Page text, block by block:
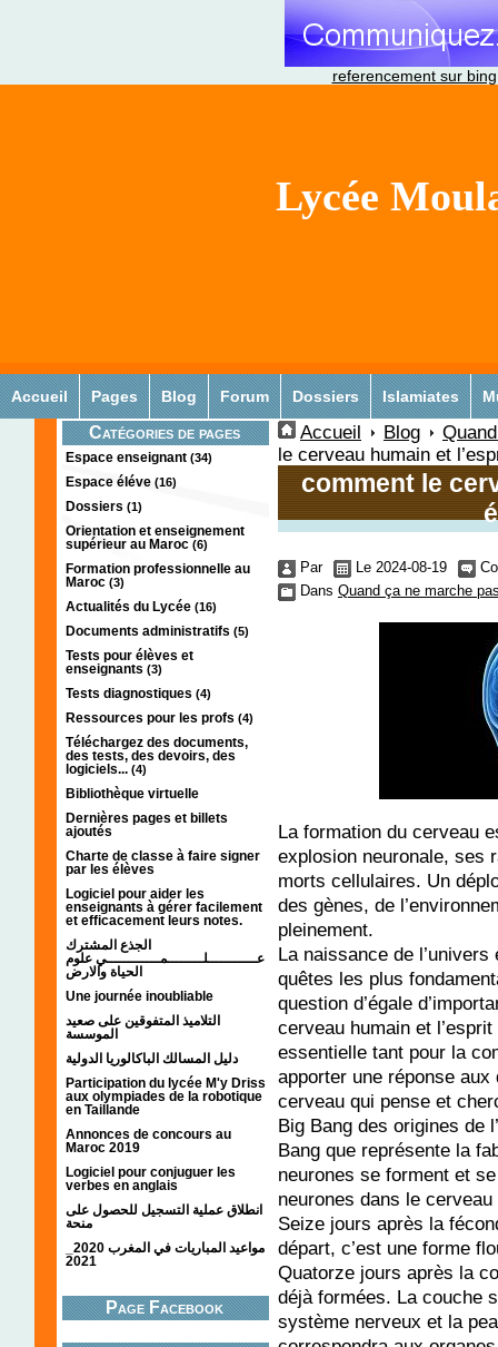
referencement sur bing
Lycée
Accueil Pages Blog Forum Dossiers Islamiates
Catégories de pages
Espace enseignant (34)
Espace éléve (16)
Dossiers (1)
Orientation et enseignement
supérieur au Maroc (6)
Formation professionnelle au
Maroc (3)
Actualités du Lycée (16)
Documents administratifs (5)
Tests pour élèves et
enseignants (3)
Tests diagnostiques (4)
Ressources pour les profs (4)
Téléchargez des documents,
des tests, des devoirs, des
logiciels... (4)
Bibliothèque virtuelle
Dernières pages et billets
ajoutés
Charte de classe à faire signer
par les élèves
Logiciel pour aider les
enseignants à gérer facilement
et efficacement leurs notes.
الجذع المشترك
عـــــــــــلــــــــمــــــــــــي علوم
الحياة والارض
Une journée inoubliable
التلاميذ المتفوقين على صعيد
الموسسة
دليل المسالك الباكالوريا الدولية
Participation du lycée M'y Driss
aux olympiades de la robotique
en Taillande
Annonces de concours au
Maroc 2019
Logiciel pour conjuguer les
verbes en anglais
انطلاق عملية التسجيل للحصول على
منحة
2021
Page Facebook
Accueil Blog
le cerveau humain et
comment le
Par Le 2024-08-19
Dans Quand ça ne marche
La formation du cerveau
explosion neuronale, ses
morts cellulaires. Un
des gènes, de
pleinement.
La naissance de
quêtes les plus
question d’égale
cerveau humain et
essentielle tant pour la
apporter une réponse
cerveau qui pense et
Big Bang des origines de
Bang que représente la
neurones se forment et
neurones dans le
Seize jours après la
départ, c’est une forme
Quatorze jours après la
déjà formées. La couche
système nerveux et la